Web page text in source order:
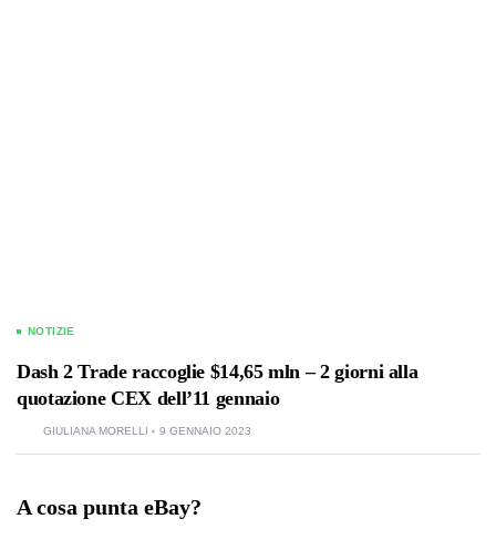
NOTIZIE
Dash 2 Trade raccoglie $14,65 mln – 2 giorni alla
quotazione CEX dell’11 gennaio
GIULIANA MORELLI 9 GENNAIO 2023
A cosa punta eBay?